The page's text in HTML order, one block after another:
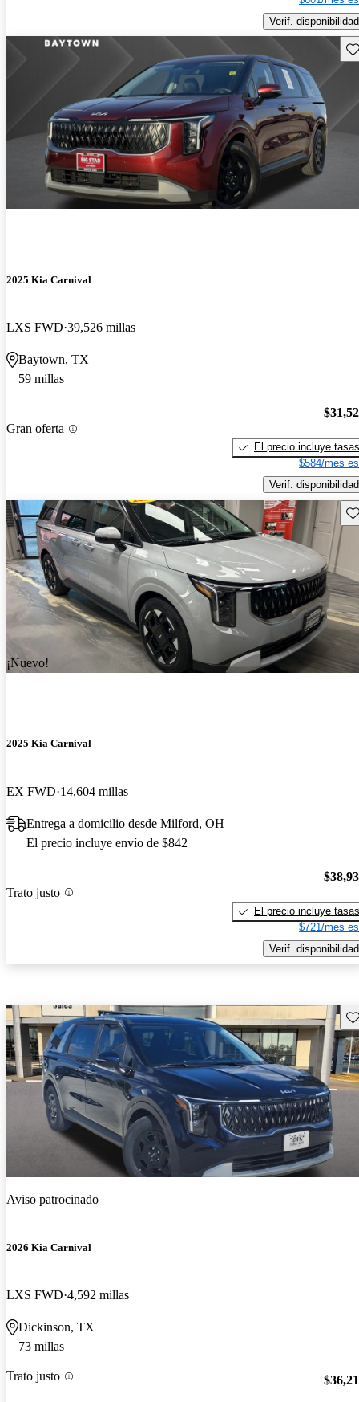
Verif. disponibilidad
2025 Kia Carnival
LXS FWD 39,526 millas
Baytown, TX
59 millas
Gran oferta
El precio incluye tasas
$584/mes
Verif. disponibilidad
¡Nuevo!
2025 Kia Carnival
EX FWD 14,604 millas
Entrega a domicilio desde Milford, OH
El precio incluye envío de $842
Trato justo
El precio incluye tasas
$721/mes
Verif. disponibilidad
Aviso patrocinado
2026 Kia Carnival
LXS FWD 4,592 millas
Dickinson, TX
73 millas
Trato justo